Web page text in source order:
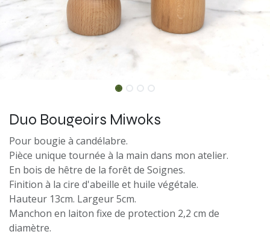
Duo Bougeoirs Miwoks
Pour bougie à candélabre.
Pièce unique tournée à la main dans mon atelier.
En bois de hêtre de la forêt de Soignes.
Finition à la cire d'abeille et huile végétale.
Hauteur 13cm. Largeur 5cm.
Manchon en laiton fixe de protection 2,2 cm de
diamètre.